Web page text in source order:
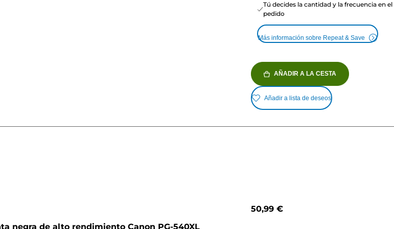
Tú decides la cantidad y la frecuencia en el
pedido
Más información sobre Repeat & Save
AÑADIR A LA CESTA
Añadir a lista de deseos
negra de alto rendimiento Canon PG-540XL
50,99 €